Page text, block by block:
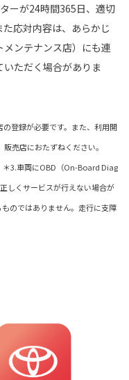
ーが24時間365日、適切
応対内容は、あらかじ
ンテナンス店）にも連
ただく場合がありま
登録が必要です。また、利用開
販売店におたずねください。
3.車両にOBD（On-Board Diag
しくサービスが行えない場合が
のではありません。走行に支障